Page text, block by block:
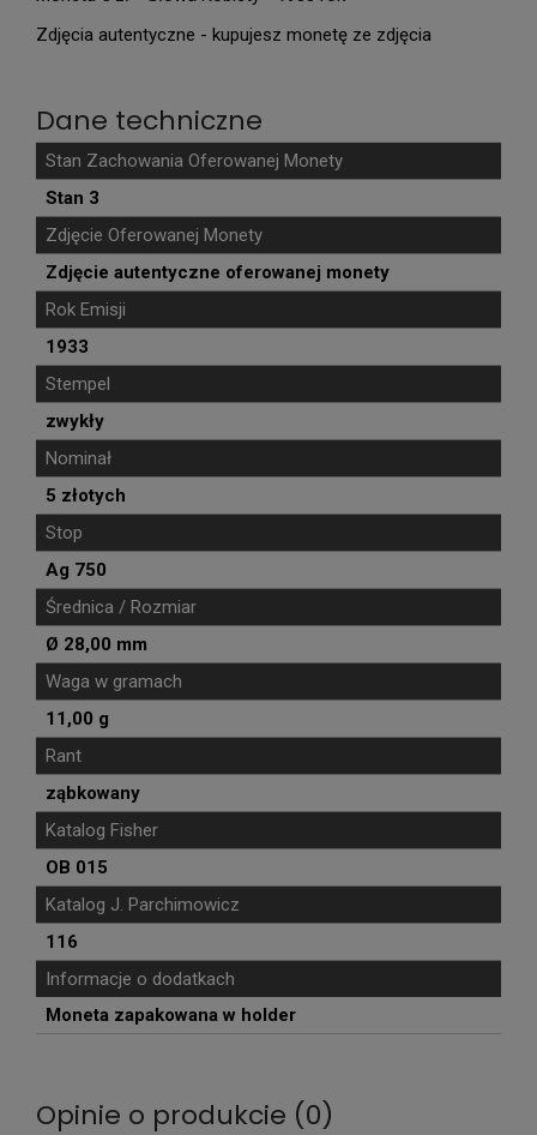
Zdjęcia autentyczne - kupujesz monetę ze zdjęcia
Dane techniczne
Stan Zachowania Oferowanej Monety
Stan 3
Zdjęcie Oferowanej Monety
Zdjęcie autentyczne oferowanej monety
Rok Emisji
1933
Stempel
zwykły
Nominał
5 złotych
Stop
Ag 750
Średnica / Rozmiar
Ø 28,00 mm
Waga w gramach
11,00 g
Rant
ząbkowany
Katalog Fisher
OB 015
Katalog J. Parchimowicz
116
Informacje o dodatkach
Moneta zapakowana w holder
Opinie o produkcie (0)